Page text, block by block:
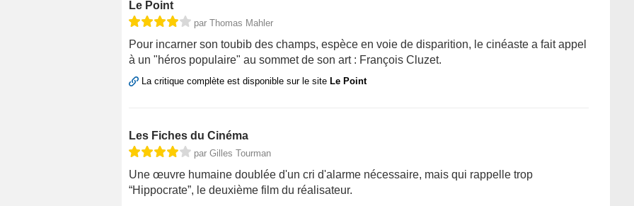
Le Point
par Thomas Mahler
Pour incarner son toubib des champs, espèce en voie de disparition, le cinéaste a fait appel
à un "héros populaire" au sommet de son art : François Cluzet.
La critique complète est disponible sur le site Le Point
Les Fiches du Cinéma
par Gilles Tourman
Une œuvre humaine doublée d'un cri d'alarme nécessaire, mais qui rappelle trop
“Hippocrate”, le deuxième film du réalisateur.